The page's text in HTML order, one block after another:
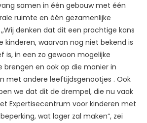
samen in één gebouw met één
ruimte en één gezamenlijke
denken dat dit een prachtige kans
kinderen, waarvan nog niet bekend is
is, in een zo gewoon mogelijke
brengen en ook op die manier in
met andere leeftijdsgenootjes . Ook
we dat dit de drempel, die nu vaak
Expertisecentrum voor kinderen met
wat lager zal maken”, zei